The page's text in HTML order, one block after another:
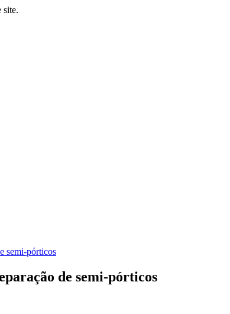
site.
semi-pórticos
de semi-pórticos